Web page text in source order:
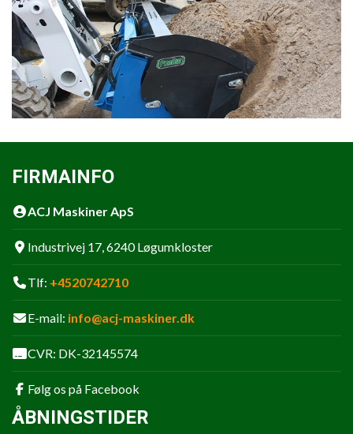
FIRMAINFO
ACJ Maskiner ApS
Industrivej 17, 6240 Løgumkloster
Tlf: +4520742710
E-mail: info@acj-maskiner.dk
CVR: DK-32145574
Følg os på Facebook
ÅBNINGSTIDER